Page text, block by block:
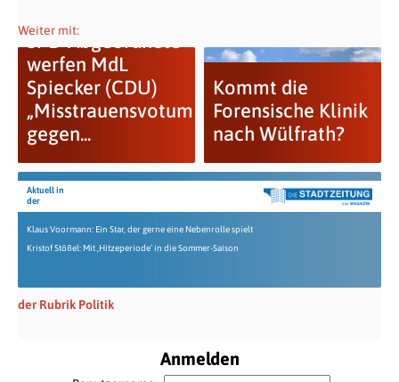
Weiter mit:
SPD-Abgeordnete
werfen MdL
Spiecker (CDU)
„Misstrauensvotum
gegen...
Kommt die
Forensische Klinik
nach Wülfrath?
Aktuell in
der
Klaus Voormann: Ein Star, der gerne eine Nebenrolle spielt
Kristof Stößel: Mit ‚Hitzeperiode‘ in die Sommer-Saison
der Rubrik Politik
Anmelden